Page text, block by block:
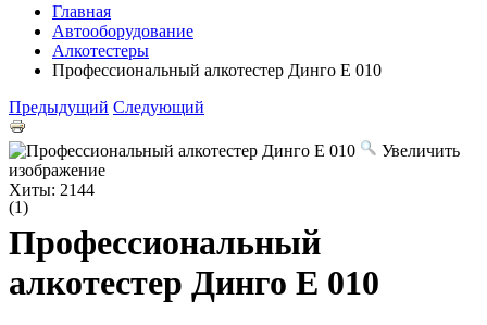
Главная
Автооборудование
Алкотестеры
Профессиональный алкотестер Динго Е 010
Предыдущий Следующий
Увеличить
изображение
Хиты: 2144
(1)
Профессиональный
алкотестер Динго Е 010